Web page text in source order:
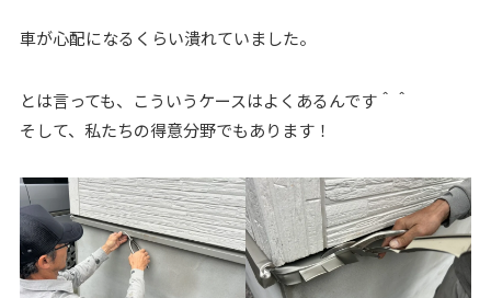
車が心配になるくらい潰れていました。
とは言っても、こういうケースはよくあるんです＾＾
そして、私たちの得意分野でもあります！